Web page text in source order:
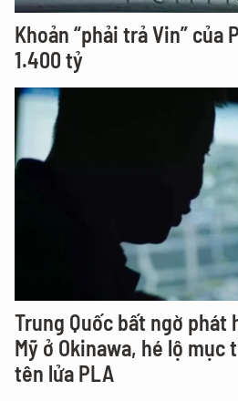
Khoản “phải trả Vin” của
1.400 tỷ
Trung Quốc bất ngờ phát
Mỹ ở Okinawa, hé lộ mục
tên lửa PLA